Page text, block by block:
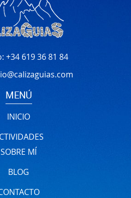
+34 619 36 81 84
MENÚ
INICIO
SOBRE MÍ
BLOG